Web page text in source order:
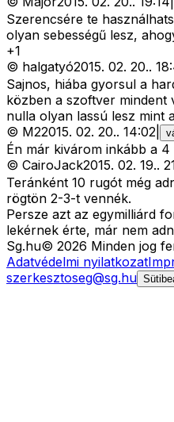
Szerencsére te
olyan sebességű lesz,
+1
© halgatyó2015. 02. 20..
Sajnos, hiába gyorsul a
közben a szoftver mindent
nulla olyan lassú lesz mint
© M22015. 02. 20.. 14:02
Én már kivárom inkább a 4
© CairoJack2015. 02. 19..
Teránként 10 rugót még
rögtön 2-3-t vennék.
Persze azt az egymilliárd
lekérnek érte, már nem
Sg.hu© 2026 Minden jog
Adatvédelmi nyilatkozat
szerkesztoseg@sg.hu